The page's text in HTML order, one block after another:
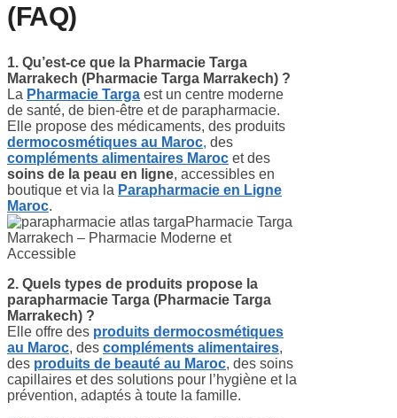
(FAQ)
1. Qu’est-ce que la Pharmacie Targa
Marrakech (Pharmacie Targa Marrakech) ?
La Pharmacie Targa est un centre moderne
de santé, de bien-être et de parapharmacie.
Elle propose des médicaments, des produits
dermocosmétiques au Maroc, des
compléments alimentaires Maroc et des
soins de la peau en ligne, accessibles en
boutique et via la Parapharmacie en Ligne
Maroc.
2. Quels types de produits propose la
parapharmacie Targa (Pharmacie Targa
Marrakech) ?
Elle offre des produits dermocosmétiques
au Maroc, des compléments alimentaires,
des produits de beauté au Maroc, des soins
capillaires et des solutions pour l’hygiène et la
prévention, adaptés à toute la famille.